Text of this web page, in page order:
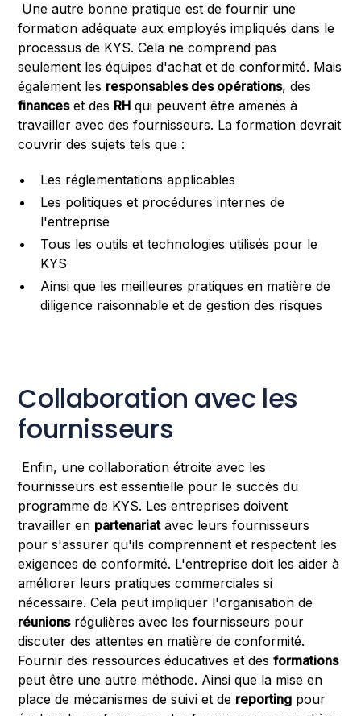
Une autre bonne pratique est de fournir une
formation adéquate aux employés impliqués dans le
processus de KYS. Cela ne comprend pas
seulement les équipes d'achat et de conformité. Mais
également les responsables des opérations, des
financeset des RH qui peuvent être amenés à
travailler avec des fournisseurs. La formation devrait
couvrir des sujets tels que :
Les réglementations applicables
Les politiques et procédures internes de
l'entreprise
Tous les outils et technologies utilisés pour le
KYS
Ainsi que les meilleures pratiques en matière de
diligence raisonnable et de gestion des risques
Collaboration avec les
fournisseurs
Enfin, une collaboration étroite avec les
fournisseurs est essentielle pour le succès du
programme de KYS. Les entreprises doivent
travailler en partenariatavec leurs fournisseurs
pour s'assurer qu'ils comprennent et respectent les
exigences de conformité. L'entreprise doit les aider à
améliorer leurs pratiques commerciales si
nécessaire. Cela peut impliquer l'organisation de
réunionsrégulières avec les fournisseurs pour
discuter des attentes en matière de conformité.
Fournir des ressources éducatives et desformations
peut être une autre méthode. Ainsi que la mise en
place de mécanismes de suivi et de reporting pour